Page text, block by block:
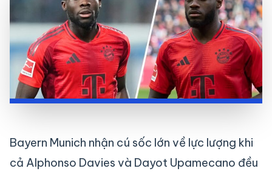
Bayern Munich nhận cú sốc lớn về lực lượng khi
cả Alphonso Davies và Dayot Upamecano đều